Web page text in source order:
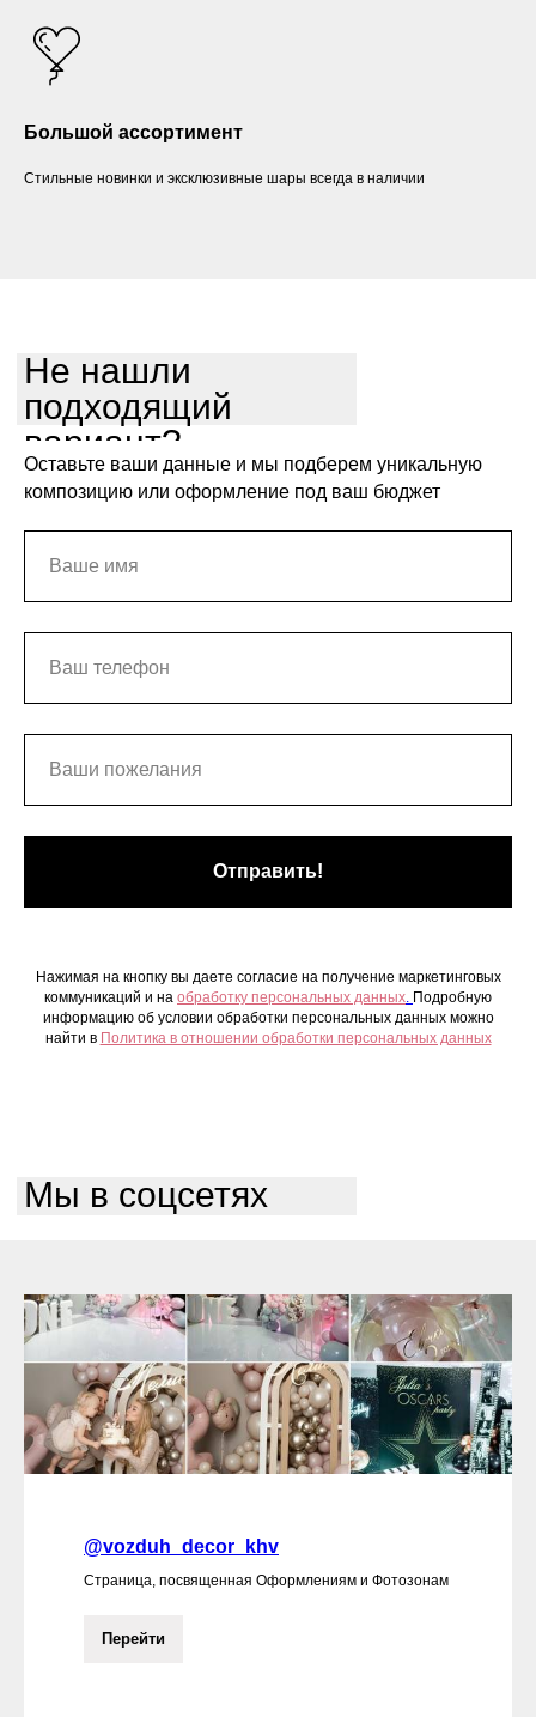
Большой ассортимент
Стильные новинки и эксклюзивные шары всегда в наличии
Не нашли
подходящий
вариант?
Оставьте ваши данные и мы подберем уникальную
композицию или оформление под ваш бюджет
Отправить!
Нажимая на кнопку вы даете согласие на получение маркетинговых
коммуникаций и на обработку персональных данных. Подробную
информацию об условии обработки персональных данных можно
найти в Политика в отношении обработки персональных данных
Мы в соцсетях
@vozduh_decor_khv
Страница, посвященная Оформлениям и Фотозонам
Перейти